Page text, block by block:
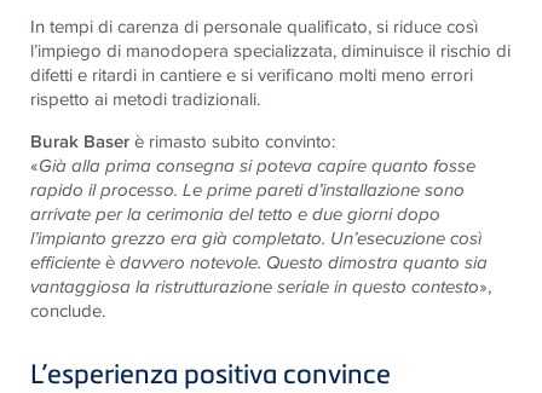
In tempi di carenza di personale qualificato, si riduce così
l’impiego di manodopera specializzata, diminuisce il rischio di
difetti e ritardi in cantiere e si verificano molti meno errori
rispetto ai metodi tradizionali.
Burak Baserè rimasto subito convinto:
«Già alla prima consegna si poteva capire quanto fosse
rapido il processo. Le prime pareti d’installazione sono
arrivate per la cerimonia del tetto e due giorni dopo
l’impianto grezzo era già completato. Un’esecuzione così
efficiente è davvero notevole. Questo dimostra quanto sia
vantaggiosa la ristrutturazione seriale in questo contesto»,
conclude.
L’esperienza positiva convince